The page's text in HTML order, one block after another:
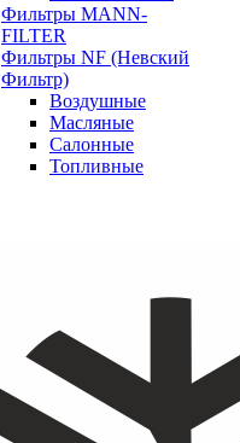
Фильтры MANN-
FILTER
Фильтры NF (Невский
Фильтр)
Воздушные
Масляные
Салонные
Топливные